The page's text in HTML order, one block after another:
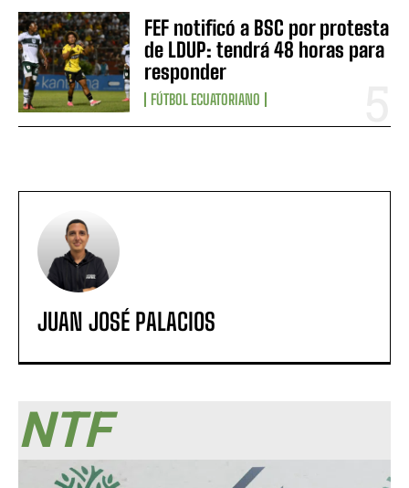
FEF notificó a BSC por protesta
de LDUP: tendrá 48 horas para
responder
FÚTBOL ECUATORIANO
JUAN JOSÉ PALACIOS
NTF